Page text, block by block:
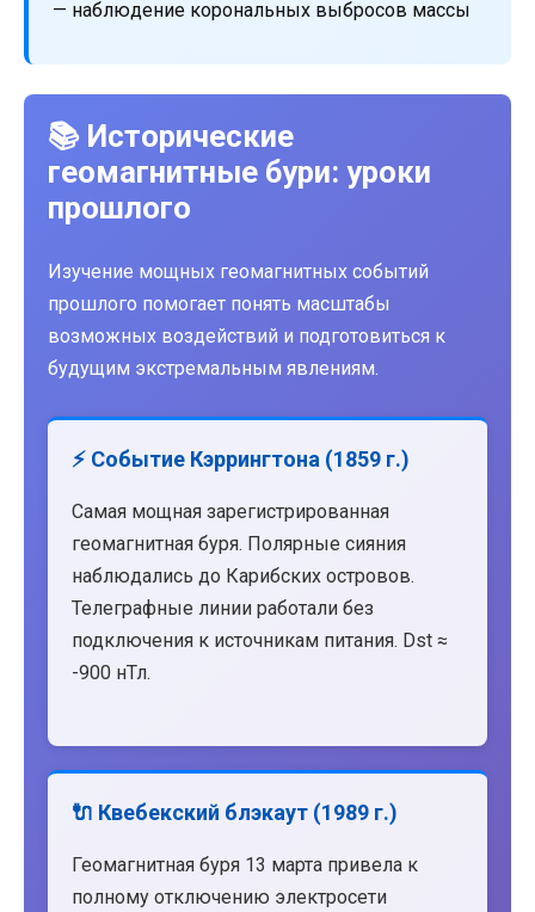
— наблюдение корональных выбросов массы
📚 Исторические
геомагнитные бури: уроки
прошлого
Изучение мощных геомагнитных событий
прошлого помогает понять масштабы
возможных воздействий и подготовиться к
будущим экстремальным явлениям.
⚡ Событие Кэррингтона (1859 г.)
Самая мощная зарегистрированная
геомагнитная буря. Полярные сияния
наблюдались до Карибских островов.
Телеграфные линии работали без
подключения к источникам питания. Dst ≈
-900 нТл.
🔌 Квебекский блэкаут (1989 г.)
Геомагнитная буря 13 марта привела к
полному отключению электросети